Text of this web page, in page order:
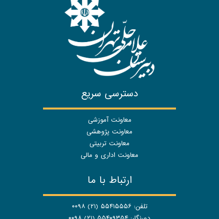
دسترسی سریع
معاونت آموزشی
معاونت پژوهشی
معاونت تربیتی
معاونت اداری و مالی
ارتباط با ما
تلفن: ۵۵۴۱۵۵۵۶ (۲۱) ۰۰۹۸